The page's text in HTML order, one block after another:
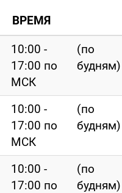
ВРЕМЯ
10:00 -
17:00 по
МСК
(по
будням)
10:00 -
17:00 по
МСК
(по
будням)
10:00 -
17:00 по
(по
будням)